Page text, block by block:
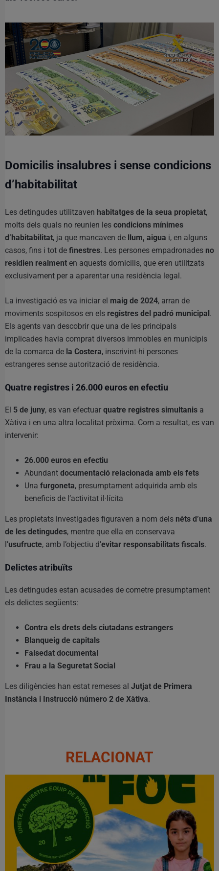
Domicilis insalubres i sense condicions
d’habitabilitat
Les detingudes utilitzaven habitatges de la seua propietat,
molts dels quals no reunien les condicions mínimes
d’habitabilitat, ja que mancaven de llum, aigua i, en alguns
casos, fins i tot de finestres. Les persones empadronades no
residien realment en aquests domicilis, que eren utilitzats
exclusivament per a aparentar una residència legal.
La investigació es va iniciar el maig de 2024, arran de
moviments sospitosos en els registres del padró municipal .
Els agents van descobrir que una de les principals
implicades havia comprat diversos immobles en municipis
de la comarca de la Costera, inscrivint-hi persones
estrangeres sense autorització de residència.
Quatre registres i 26.000 euros en efectiu
El 5 de juny, es van efectuar quatre registres simultanis a
Xàtiva i en una altra localitat pròxima. Com a resultat, es van
intervenir:
26.000 euros en efectiu
Abundant documentació relacionada amb els fets
Una furgoneta, presumptament adquirida amb els
beneficis de l’activitat il·lícita
Les propietats investigades figuraven a nom dels néts d’una
de les detingudes, mentre que ella en conservava
l’usufructe, amb l’objectiu d’evitar responsabilitats fiscals.
Delictes atribuïts
Les detingudes estan acusades de cometre presumptament
els delictes següents:
Contra els drets dels ciutadans estrangers
Blanqueig de capitals
Falsedat documental
Frau a la Seguretat Social
Les diligències han estat remeses al Jutjat de Primera
Instància i Instrucció número 2 de Xàtiva.
RELACIONAT